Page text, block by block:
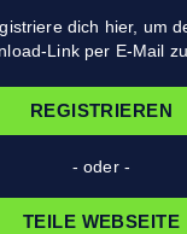
dich hier, um
Link per E-Mail
REGISTRIEREN
- oder -
TEILE WEBSEITE